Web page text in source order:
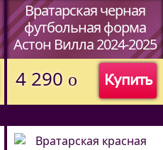
Вратарская черная
футбольная форма
Астон Вилла 2024-2025
года
Купить
4 290 o